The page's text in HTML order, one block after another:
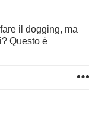
il dogging, ma
Questo è